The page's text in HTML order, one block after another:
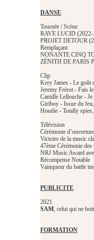
DANSE
Tournée / Scène
RAVE LUCID
PROJET DETOUR
Remplaçant
NONANTE CINQ
ZÉNITH DE PARIS
Clip
Kery James - Le goût
Jeremy Frérot - Fais
Camille Lellouche -
Giriboy - Issue du
Houdie - Totally
Télévision
Cérémonie
Victoire de la music
47ème Cérémonie
NRJ Music Award
Récompense Notable
Vainqueur du battle
PUBLICITE
2021
SAM, celui qui ne
FORMATION